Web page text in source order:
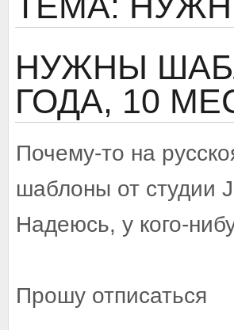
НУЖНЫ
ГОДА, 10
Почему-то на
шаблоны от студии
Надеюсь, у кого-
Прошу отписаться